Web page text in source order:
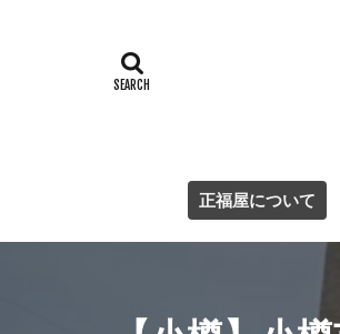
正福屋について